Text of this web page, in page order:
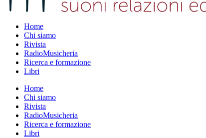
Home
Chi siamo
Rivista
RadioMusicheria
Ricerca e formazione
Libri
Home
Chi siamo
Rivista
RadioMusicheria
Ricerca e formazione
Libri